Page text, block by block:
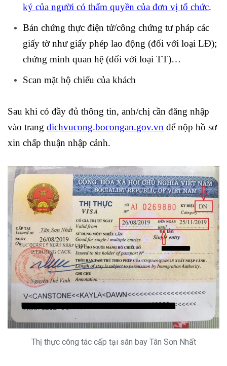
ký của người có thẩm quyền của đơn vị tổ chức.
Bản chứng thực điện tử/công chứng tư pháp các
giấy tờ như giấy phép lao động (đối với loại LĐ);
chứng minh quan hệ (đối với loại TT)…
Scan mặt hộ chiếu của khách
Sau khi có đầy đủ thông tin, anh/chị cần đăng nhập
vào trang dichvucong.bocongan.gov.vn để nộp hồ sơ
xin chấp thuận nhập cảnh.
Thị thực công tác cấp tại sân bay Tân Sơn Nhất